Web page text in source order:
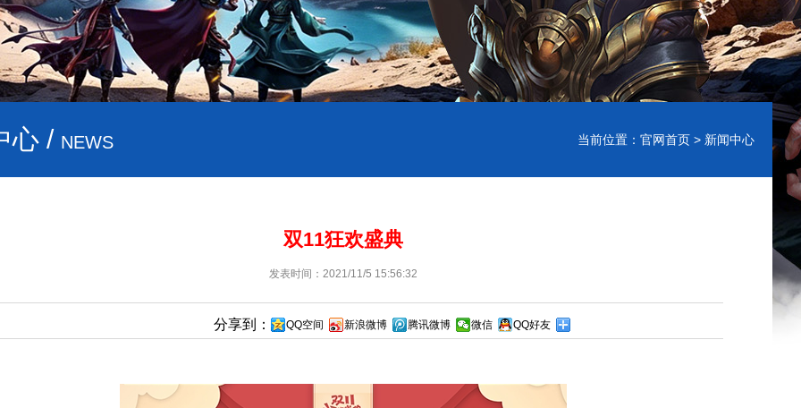
心 / NEWS 当前位置： 官网首页 > 新闻中心
双11狂欢盛典
发表时间：2021/11/5 15:56:32
分享到： QQ空间 新浪微博 腾讯微博 微信 QQ好友